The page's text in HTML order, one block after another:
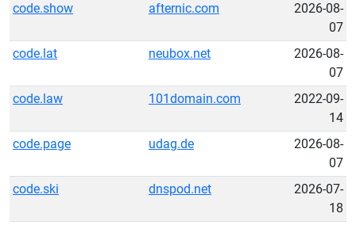
code.show
afternic.com
2026-08-
07
code.lat
neubox.net
2026-08-
07
code.law
101domain.com
2022-09-
14
code.page
udag.de
2026-08-
07
code.ski
dnspod.net
2026-07-
18